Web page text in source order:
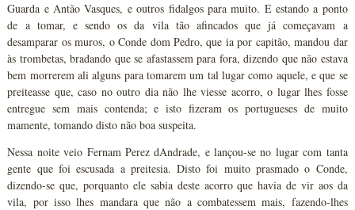
Guarda e Antão Vasques, e outros fidalgos para muito. E estando a ponto
de a tomar, e sendo os da vila tão afincados que já começavam a
desamparar os muros, o Conde dom Pedro, que ia por capitão, mandou dar
às trombetas, bradando que se afastassem para fora, dizendo que não estava
bem morrerem ali alguns para tomarem um tal lugar como aquele, e que se
preiteasse que, caso no outro dia não lhe viesse acorro, o lugar lhes fosse
entregue sem mais contenda; e isto fizeram os portugueses de muito
mamente, tomando disto não boa suspeita.
Nessa noite veio Fernam Perez dAndrade, e lançou-se no lugar com tanta
gente que foi escusada a preitesia. Disto foi muito prasmado o Conde,
dizendo-se que, porquanto ele sabia deste acorro que havia de vir aos da
vila, por isso lhes mandara que não a combatessem mais, fazendo-lhes